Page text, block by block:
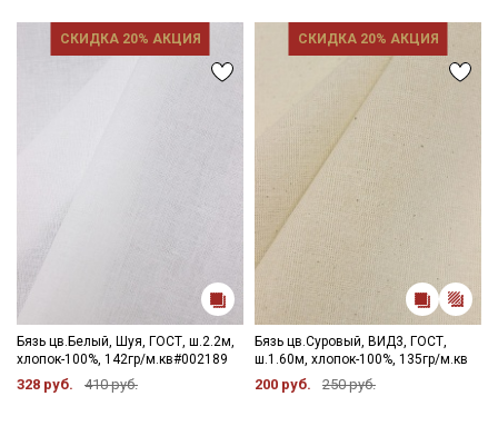
СКИДКА 20% АКЦИЯ
Бязь цв.Белый, Шуя, ГОСТ, ш.2.2м,
хлопок-100%, 142гр/м.кв#002189
328 руб. 410 руб.
СКИДКА 20% АКЦИЯ
Бязь цв.Суровый, ВИД3, ГОСТ,
ш.1.60м, хлопок-100%, 135гр/м.кв
200 руб. 250 руб.